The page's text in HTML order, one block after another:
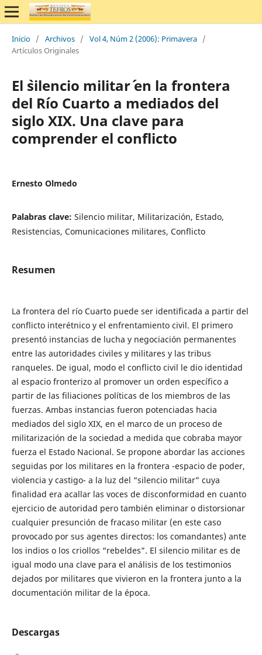
Inicio / Archivos / Vol 4, Núm 2 (2006): Primavera /
Artículos Originales
El `silencio militar´ en la frontera
del Río Cuarto a mediados del
siglo XIX. Una clave para
comprender el conflicto
Ernesto Olmedo
Palabras clave: Silencio militar, Militarización, Estado,
Resistencias, Comunicaciones militares, Conflicto
Resumen
La frontera del río Cuarto puede ser identificada a partir del
conflicto interétnico y el enfrentamiento civil. El primero
presentó instancias de lucha y negociación permanentes
entre las autoridades civiles y militares y las tribus
ranqueles. De igual, modo el conflicto civil le dio identidad
al espacio fronterizo al promover un orden específico a
partir de las filiaciones políticas de los miembros de las
fuerzas. Ambas instancias fueron potenciadas hacia
mediados del siglo XIX, en el marco de un proceso de
militarización de la sociedad a medida que cobraba mayor
fuerza el Estado Nacional. Se propone abordar las acciones
seguidas por los militares en la frontera -espacio de poder,
violencia y castigo- a la luz del “silencio militar” cuya
finalidad era acallar las voces de disconformidad en cuanto
ejercicio de autoridad pero también eliminar o distorsionar
cualquier presunción de fracaso militar (en este caso
provocado por sus agentes directos: los comandantes) ante
los indios o los criollos “rebeldes”. El silencio militar es de
igual modo una clave para el análisis de los testimonios
dejados por militares que vivieron en la frontera junto a la
documentación militar de la época.
Descargas